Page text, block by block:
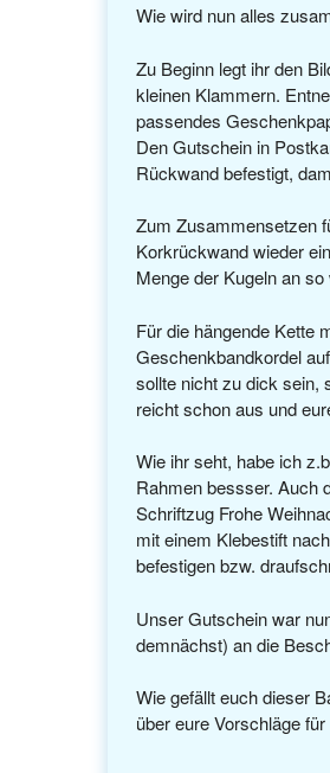
Wie wird nun alles
Zu Beginn legt ihr den
kleinen Klammern.
passendes
Den Gutschein in
Rückwand befestigt,
Zum Zusammensetzen
Korkrückwand wieder
Menge der Kugeln an
Für die hängende Kette
Geschenkbandkordel
sollte nicht zu dick sein,
reicht schon aus und
Wie ihr seht, habe ich
Rahmen bessser. Auch
Schriftzug Frohe
mit einem Klebestift
befestigen bzw.
Unser Gutschein war
demnächst) an die
Wie gefällt euch dieser
über eure Vorschläge